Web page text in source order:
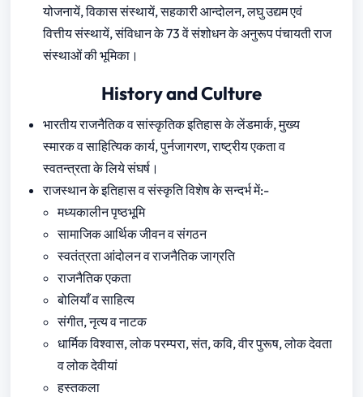
योजनायें, विकास संस्थायें, सहकारी आन्दोलन, लघु उद्यम एवं
वित्तीय संस्थायें, संविधान के 73 वें संशोधन के अनुरूप पंचायती राज
संस्थाओं की भूमिका।
History and Culture
भारतीय राजनैतिक व सांस्कृतिक इतिहास के लेंडमार्क, मुख्य
स्मारक व साहित्यिक कार्य, पुर्नजागरण, राष्ट्रीय एकता व
स्वतन्त्रता के लिये संघर्ष।
राजस्थान के इतिहास व संस्कृति विशेष के सन्दर्भ में:-
मध्यकालीन पृष्ठभूमि
सामाजिक आर्थिक जीवन व संगठन
स्वतंत्रता आंदोलन व राजनैतिक जाग्रति
राजनैतिक एकता
बोलियाँ व साहित्य
संगीत, नृत्य व नाटक
धार्मिक विश्वास, लोक परम्परा, संत, कवि, वीर पुरूष, लोक देवता
व लोक देवीयां
हस्तकला